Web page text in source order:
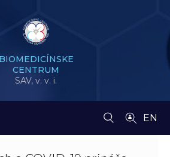
BIOMEDICÍNSKE
CENTRUM
SAV, v. v. i.
EN